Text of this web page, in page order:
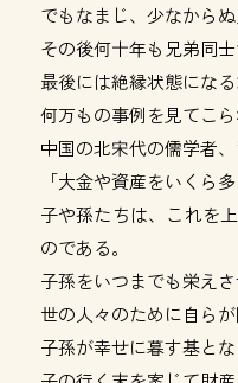
でもなまじ、少なから
その後何十年も兄弟同
最後には絶縁状態にな
何万もの事例を見てこら
中国の北宋代の儒学者、
「大金や資産をいくら多
子や孫たちは、これを
のである。
子孫をいつまでも栄えさ
世の人々のために自ら
子孫が幸せに暮す基とな